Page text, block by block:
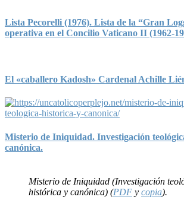
Lista Pecorelli (1976). Lista de la “Gran
operativa en el Concilio Vaticano II (1962-
El «caballero Kadosh» Cardenal Achille
Misterio de Iniquidad. Investigación
canónica.
Misterio de Iniquidad (Investigación
histórica y canónica) (PDF y copia).